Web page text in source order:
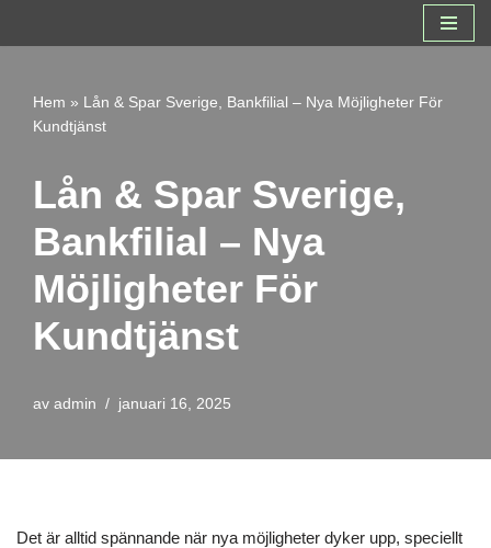
innehåll
Hem » Lån & Spar Sverige, Bankfilial – Nya Möjligheter För
Kundtjänst
Lån & Spar Sverige,
Bankfilial – Nya
Möjligheter För
Kundtjänst
av admin januari 16, 2025
Det är alltid spännande när nya möjligheter dyker upp, speciellt